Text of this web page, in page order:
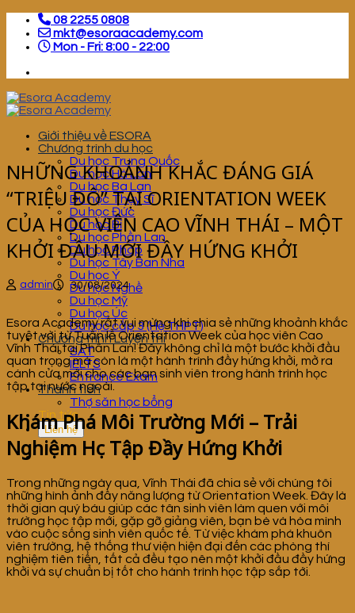
Skip
content
08 2255 0808
mkt@esoraacademy.com
Mon - Fri: 8:00 - 22:00
Giới thiệu về ESORA
Chương trình du học
Du học Trung Quốc
Du học Hà Lan
Du học Ba Lan
Du học Thụy Sĩ
Du học Đức
Du học Bỉ
Du học Phần Lan
Du học Pháp
Du học Tây Ban Nha
Du học Ý
Du học Nghề
Du học Mỹ
Du học Úc
Du học cấp 3 (Hệ THPT)
Chương trình Luyện thi
SAT
IELTS
Entrance Exam
Thành tích
Thợ săn học bổng
Tin tức
Liên hệ
NHỮNG KHOẢNH KHẮC ĐÁNG GIÁ
“TRIỆU ĐÔ” TẠI ORIENTATION WEEK
CỦA HỌC VIÊN CAO VĨNH THÁI – MỘT
KHỞI ĐẦU MỚI ĐẦY HỨNG KHỞI
admin 30/08/2024
Esora Academy rất vui mừng khi chia sẻ những khoảnh khắc
tuyệt vời từ Tuần lễ Orientation Week của học viên Cao
Vĩnh Thái tại Phần Lan! Đây không chỉ là một bước khởi đầu
quan trọng mà còn là một hành trình đầy hứng khởi, mở ra
cánh cửa mới cho các bạn sinh viên trong hành trình học
tập tại nước ngoài.
Khám Phá Môi Trường Mới – Trải
Nghiệm Học Tập Đầy Hứng Khởi
Trong những ngày qua, Vĩnh Thái đã chia sẻ với chúng tôi
những hình ảnh đầy năng lượng từ Orientation Week. Đây là
thời gian quý báu giúp các tân sinh viên làm quen với môi
trường học tập mới, gặp gỡ giảng viên, bạn bè và hòa mình
vào cuộc sống sinh viên quốc tế. Từ việc khám phá khuôn
viên trường, hệ thống thư viện hiện đại đến các phòng thí
nghiệm tiên tiến, tất cả đều tạo nên một khởi đầu đầy hứng
khởi và sự chuẩn bị tốt cho hành trình học tập sắp tới.